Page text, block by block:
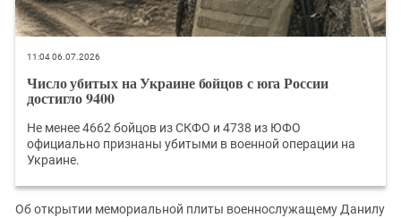
11:04 06.07.2026
Число убитых на Украине бойцов с юга России
достигло 9400
Не менее 4662 бойцов из СКФО и 4738 из ЮФО
официально признаны убитыми в военной операции на
Украине.
Об открытии мемориальной плиты военнослужащему Данилу